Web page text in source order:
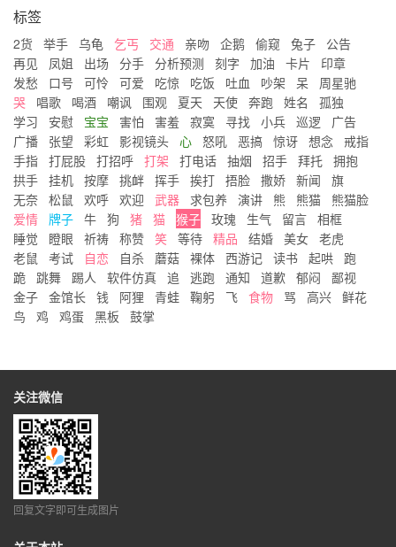
标签
2货 举手 乌龟 乞丐 交通 亲吻 企鹅 偷窥 兔子
公告
再见
凤姐 出场 分手 分析预测 刻字 加油 卡片
印章
发愁
口号 可怜 可爱 吃惊 吃饭 吐血 吵架 呆
周星驰
哭
唱歌 喝酒 嘲讽 围观 夏天 天使 奔跑 姓名
孤独
学习
安慰 宝宝 害怕 害羞 寂寞 寻找 小兵 巡逻
广告
广播
张望 彩虹 影视镜头 心 怒吼 恶搞 惊讶 想念
戒指
手指 打屁股 打招呼 打架 打电话 抽烟 招手 拜托 拥抱
拱手 挂机 按摩 挑衅 挥手 挨打 捂脸 撒娇 新闻
旗
无奈 松鼠 欢呼 欢迎 武器 求包养 演讲 熊 熊猫
熊猫脸
爱情
牌子 牛 狗 猪 猫 猴子 玫瑰 生气 留言 相框
睡觉
瞪眼 祈祷 称赞 笑 等待 精品 结婚 美女 老虎
老鼠
考试 自恋 自杀 蘑菇 裸体 西游记 读书 起哄
跑
跪
跳舞 踢人 软件仿真 追 逃跑 通知 道歉 郁闷
鄙视
金子 金馆长 钱 阿狸 青蛙 鞠躬 飞 食物 骂 高兴 鲜花
鸟
鸡 鸡蛋 黑板 鼓掌
关注微信
回复文字即可生成图片